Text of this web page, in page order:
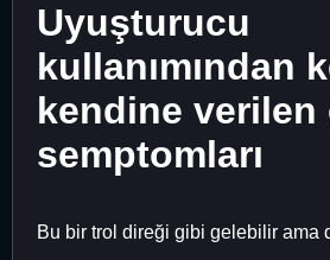
Uyuşturucu
kullanımından
kendine verilen
semptomları
Bu bir trol direği gibi gelebilir ama